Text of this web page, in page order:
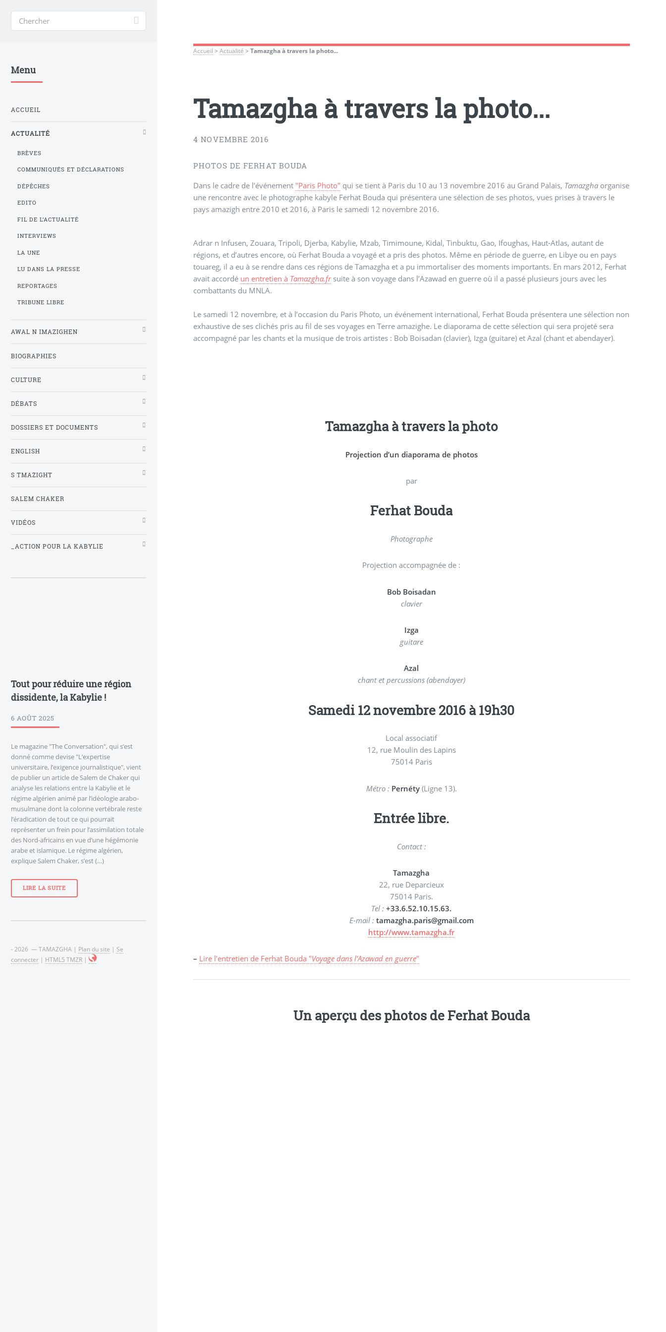
Accueil >Actualité >Tamazgha à travers la photo...
Tamazgha à travers la photo...
4 NOVEMBRE 2016
PHOTOS DE FERHAT BOUDA
Dans le cadre de l’événement "Paris Photo" qui se tient à Paris du 10 au 13 novembre 2016 au Grand Palais, Tamazgha organise
une rencontre avec le photographe kabyle Ferhat Bouda qui présentera une sélection de ses photos, vues prises à travers le
pays amazigh entre 2010 et 2016, à Paris le samedi 12 novembre 2016.
Adrar n Infusen, Zouara, Tripoli, Djerba, Kabylie, Mzab, Timimoune, Kidal, Tinbuktu, Gao, Ifoughas, Haut-Atlas, autant de
régions, et d’autres encore, où Ferhat Bouda a voyagé et a pris des photos. Même en période de guerre, en Libye ou en pays
touareg, il a eu à se rendre dans ces régions de Tamazgha et a pu immortaliser des moments importants. En mars 2012, Ferhat
avait accordé un entretien à Tamazgha.frsuite à son voyage dans l’Azawad en guerre où il a passé plusieurs jours avec les
combattants du MNLA.
Le samedi 12 novembre, et à l’occasion du Paris Photo, un événement international, Ferhat Bouda présentera une sélection non
exhaustive de ses clichés pris au fil de ses voyages en Terre amazighe. Le diaporama de cette sélection qui sera projeté sera
accompagné par les chants et la musique de trois artistes : Bob Boisadan (clavier), Izga (guitare) et Azal (chant et abendayer).
Tamazgha à travers la photo
Projection d’un diaporama de photos
par
Ferhat Bouda
Photographe
Projection accompagnée de :
Bob Boisadan
clavier
Izga
guitare
Azal
chant et percussions (abendayer)
Samedi 12 novembre 2016 à 19h30
Local associatif
12, rue Moulin des Lapins
75014 Paris
Métro : Pernéty(Ligne 13).
Entrée libre.
Contact :
Tamazgha
22, rue Deparcieux
75014 Paris.
Tel : +33.6.52.10.15.63.
E-mail : tamazgha.paris@gmail.com
http://www.tamazgha.fr
– Lire l’entretien de Ferhat Bouda "Voyage dans l’Azawad en guerre"
Un aperçu des photos de Ferhat Bouda
Menu
ACCUEIL
ACTUALITÉ
BRÈVES
COMMUNIQUÉS ET DÉCLARATIONS
DÉPÊCHES
EDITO
FIL DE L’ACTUALITÉ
INTERVIEWS
LA UNE
LU DANS LA PRESSE
REPORTAGES
TRIBUNE LIBRE
AWAL N IMAZIGHEN
BIOGRAPHIES
CULTURE
DÉBATS
DOSSIERS ET DOCUMENTS
ENGLISH
S TMAZIGHT
SALEM CHAKER
VIDÉOS
_ACTION POUR LA KABYLIE
Tout pour réduire une région
dissidente, la Kabylie !
6 AOÛT 2025
Le magazine "The Conversation", qui s’est
donné comme devise "L’expertise
universitaire, l’exigence journalistique", vient
de publier un article de Salem de Chaker qui
analyse les relations entre la Kabylie et le
régime algérien animé par l’idéologie arabo-
musulmane dont la colonne vertébrale reste
l’éradication de tout ce qui pourrait
représenter un frein pour l’assimilation totale
des Nord-africains en vue d’une hégémonie
arabe et islamique. Le régime algérien,
explique Salem Chaker, s’est (…)
LIRE LA SUITE
- 2026 — TAMAZGHA | Plan du site | Se
connecter | HTML5 TMZR |